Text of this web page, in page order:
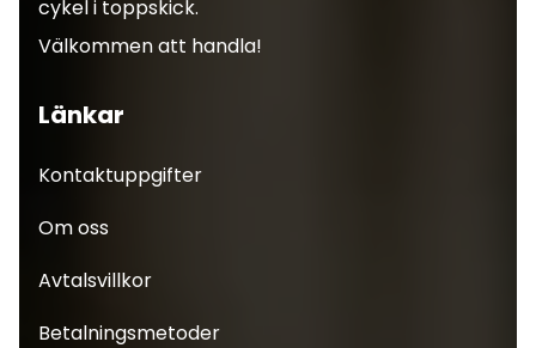
cykel i toppskick.
Välkommen att handla!
Länkar
Kontaktuppgifter
Om oss
Avtalsvillkor
Betalningsmetoder